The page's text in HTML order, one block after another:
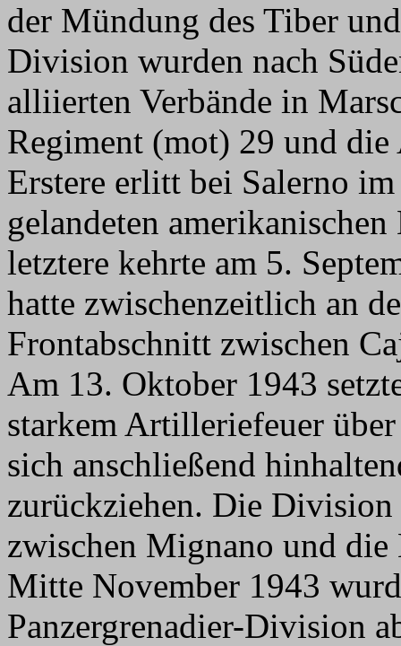
der Mündung des Tiber
Division wurden nach
alliierten Verbände in
Regiment (mot) 29 und
Erstere erlitt bei Salerno
gelandeten
letztere kehrte am 5.
hatte zwischenzeitlich an
Frontabschnitt zwischen
Am 13. Oktober 1943
starkem Artilleriefeuer
sich anschließend
zurückziehen. Die
zwischen Mignano und
Mitte November 1943
Panzergrenadier-Division